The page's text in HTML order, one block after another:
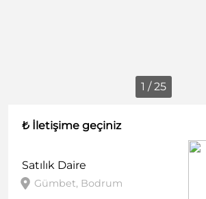
1 / 25
₺ İletişime geçiniz
Satılık Daire
Gümbet, Bodrum